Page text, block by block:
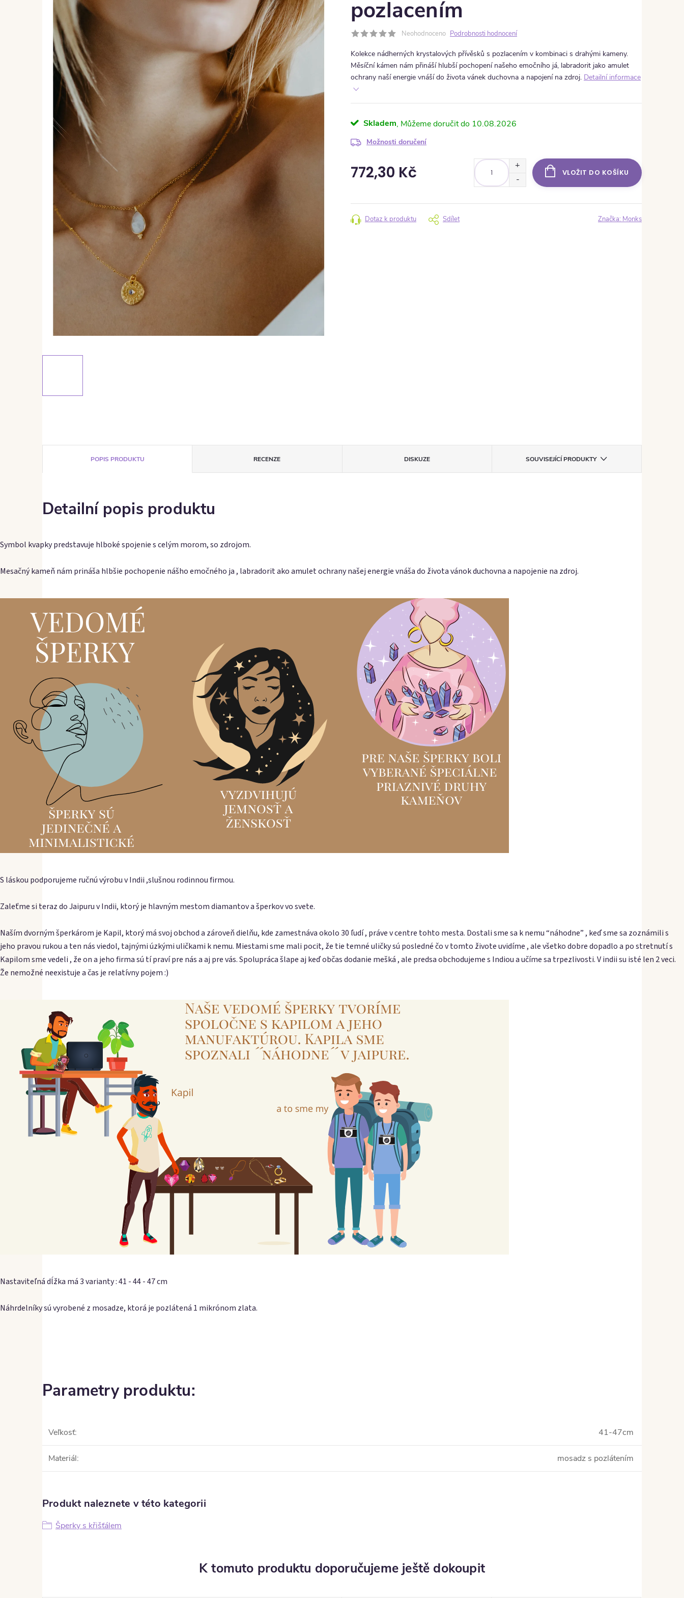
pozlacením
Neohodnoceno Podrobnosti hodnocení
Kolekce nádherných krystalových přívěsků s pozlacením v kombinaci s drahými kameny.
Měsíční kámen nám přináší hlubší pochopení našeho emočního já, labradorit jako amulet
ochrany naší energie vnáší do života vánek duchovna a napojení na zdroj. Detailní informace
Skladem 10.08.2026
Možnosti doručení
772,30 Kč VLOŽIT DO KOŠÍKU
Dotaz k produktu Sdílet Značka: Monks
POPIS PRODUKTU RECENZE DISKUZE SOUVISEJÍCÍ PRODUKTY
Detailní popis produktu
Symbol kvapky predstavuje hlboké spojenie s celým morom, so zdrojom.
Mesačný kameň nám prináša hlbšie pochopenie nášho emočného ja , labradorit ako amulet ochrany našej energie vnáša do života vánok duchovna a napojenie na zdroj.
S láskou podporujeme ručnú výrobu v Indii ,slušnou rodinnou firmou.
Zaleťme si teraz do Jaipuru v Indii, ktorý je hlavným mestom diamantov a šperkov vo svete.
Naším dvorným šperkárom je Kapil, ktorý má svoj obchod a zároveň dielňu, kde zamestnáva okolo 30 ľudí , práve v centre tohto mesta. Dostali sme sa k nemu “náhodne” , keď sme sa zoznámili s
jeho pravou rukou a ten nás viedol, tajnými úzkými uličkami k nemu. Miestami sme mali pocit, že tie temné uličky sú posledné čo v tomto živote uvidíme , ale všetko dobre dopadlo a po stretnutí s
Kapilom sme vedeli , že on a jeho firma sú tí praví pre nás a aj pre vás. Spolupráca šlape aj keď občas dodanie mešká , ale predsa obchodujeme s Indiou a učíme sa trpezlivosti. V indii su isté len 2 veci.
Že nemožné neexistuje a čas je relatívny pojem :)
Nastaviteľná dĺžka má 3 varianty : 41 - 44 - 47 cm
Náhrdelníky sú vyrobené z mosadze, ktorá je pozlátená 1 mikrónom zlata.
Parametry produktu:
Veľkosť: 41-47cm
Materiál: mosadz s pozlátením
Produkt naleznete v této kategorii
Šperky s křišťálem
K tomuto produktu doporučujeme ještě dokoupit